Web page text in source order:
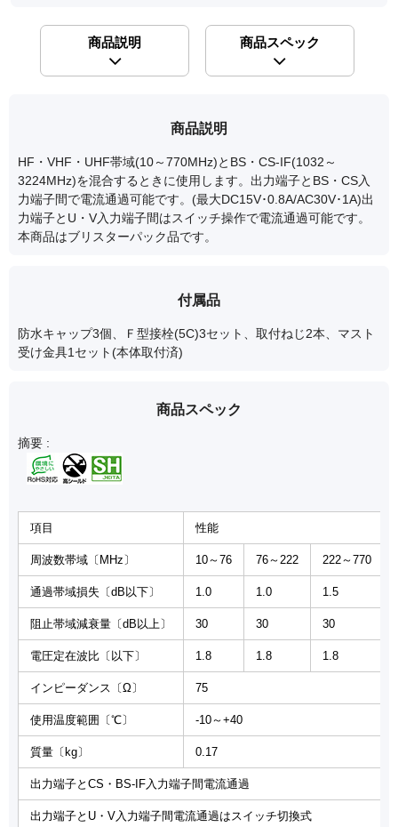
商品説明 商品スペック
商品説明
HF・VHF・UHF帯域(10～770MHz)とBS・CS-IF(1032～
3224MHz)を混合するときに使用します。出力端子とBS・CS入
力端子間で電流通過可能です。(最大DC15V･0.8A/AC30V･1A)出
力端子とU・V入力端子間はスイッチ操作で電流通過可能です。
本商品はブリスターパック品です。
付属品
防水キャップ3個、Ｆ型接栓(5C)3セット、取付ねじ2本、マスト
受け金具1セット(本体取付済)
商品スペック
摘要 :
項目 性能
周波数帯域〔MHz〕 10～76 76～222 222～770
通過帯域損失〔dB以下〕 1.0 1.0 1.5
阻止帯域減衰量〔dB以上〕 30 30 30
電圧定在波比〔以下〕 1.8 1.8 1.8
インピーダンス〔Ω〕 75
使用温度範囲〔℃〕 -10～+40
質量〔kg〕 0.17
出力端子とCS・BS-IF入力端子間電流通過
出力端子とU・V入力端子間電流通過はスイッチ切換式